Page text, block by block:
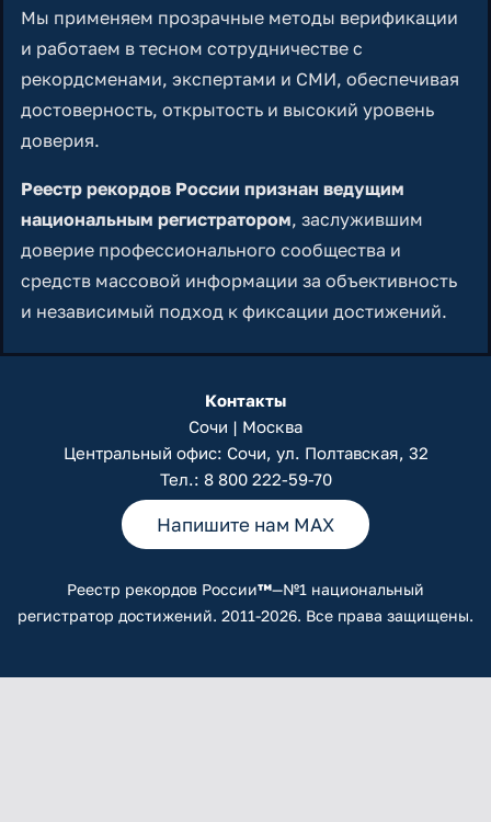
Мы применяем прозрачные методы верификации
и работаем в тесном сотрудничестве с
рекордсменами, экспертами и СМИ, обеспечивая
достоверность, открытость и высокий уровень
доверия.
Реестр рекордов России признан ведущим
национальным регистратором, заслужившим
доверие профессионального сообщества и
средств массовой информации за объективность
и независимый подход к фиксации достижений.
Контакты
Сочи | Москва
Центральный офис: Сочи, ул. Полтавская, 32
Тел.: 8 800 222-59-70
Напишите нам MAX
Реестр рекордов России™—№1 национальный
регистратор достижений. 2011-2026. Все права защищены.